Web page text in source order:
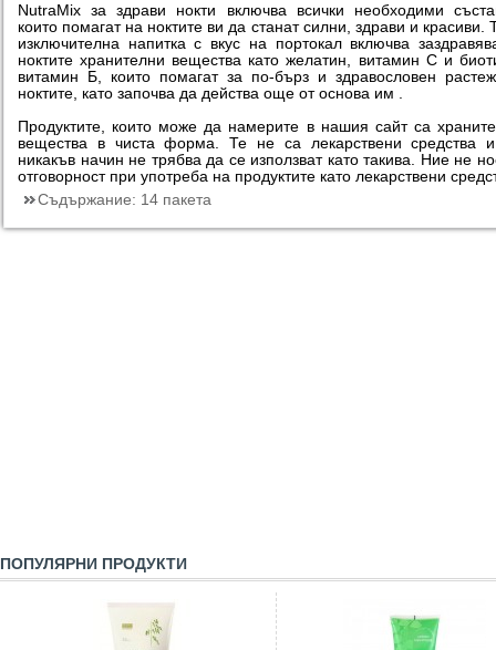
NutraMix за здрави нокти включва всички необходими
които помагат на ноктите ви да станат силни, здрави и красиви.
изключителна напитка с вкус на портокал включва
ноктите хранителни вещества като желатин, витамин С и
витамин Б, които помагат за по-бърз и здравословен
ноктите, като започва да действа още от основа им .
Продуктите, които може да намерите в нашия сайт са
вещества в чиста форма. Те не са лекарствени средства
никакъв начин не трябва да се използват като такива. Ние не
отговорност при употреба на продуктите като лекарствени
Съдържание: 14 пакета
ПОПУЛЯРНИ ПРОДУКТИ